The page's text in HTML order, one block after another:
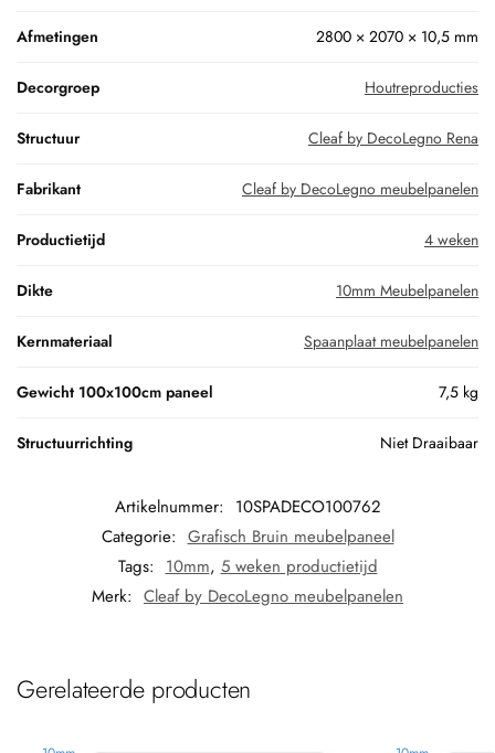
Afmetingen 2800 × 2070 × 10,5 mm
Decorgroep Houtreproducties
Structuur Cleaf by DecoLegno Rena
Fabrikant Cleaf by DecoLegno meubelpanelen
Productietijd 4 weken
Dikte 10mm Meubelpanelen
Kernmateriaal Spaanplaat meubelpanelen
Gewicht 100x100cm paneel 7,5 kg
Structuurrichting Niet Draaibaar
Artikelnummer: 10SPADECO100762
Categorie: Grafisch Bruin meubelpaneel
Tags: 10mm, 5 weken productietijd
Merk: Cleaf by DecoLegno meubelpanelen
Gerelateerde producten